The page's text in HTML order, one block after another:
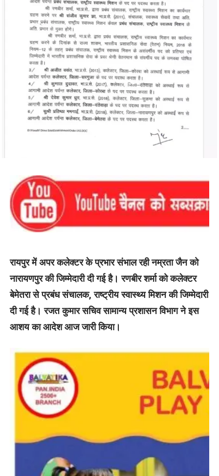
रायपुर में अपर कलेक्टर के प्रभार संभाल रही नम्रता जैन को
नारायणपुर की जिम्मेदारी दी गई है। रणबीर शर्मा को कलेक्टर
बेमेतरा से प्रबंध संचालक, राष्ट्रीय स्वास्थ्य मिशन की जिम्मेदारी
दी गई है। रजत कुमार सचिव सामान्य प्रशासन विभाग ने इस
आशय का आदेश आज जारी किया।